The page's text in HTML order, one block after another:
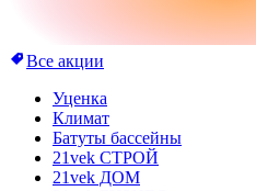
Все акции
Уценка
Климат
Батуты бассейны
21vek СТРОЙ
21vek ДОМ